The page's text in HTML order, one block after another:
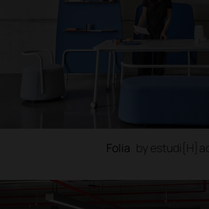
Folia by estudi{H}ac